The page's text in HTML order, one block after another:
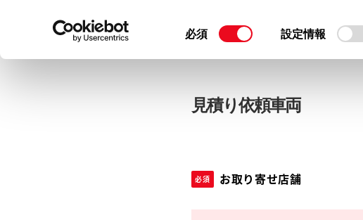
て」をご覧ください。
同
択
必須 設定情報
見積り依頼車両
必須 お取り寄せ店舗